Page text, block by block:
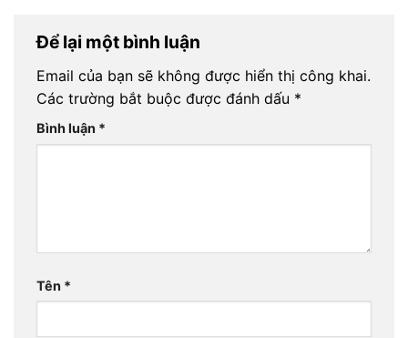
Để lại một bình luận
Email của bạn sẽ không được hiển thị công khai.
Các trường bắt buộc được đánh dấu *
Bình luận *
Tên *